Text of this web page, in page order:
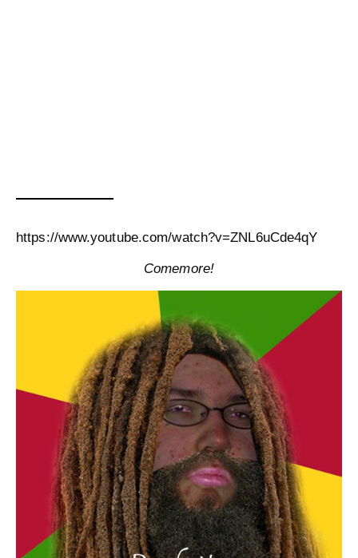
https://www.youtube.com/watch?v=ZNL6uCde4qY
Comemore!